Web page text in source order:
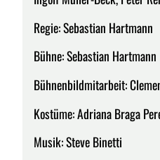
Regie: Sebastian Hartmann
Bühne: Sebastian Hartmann
Bühnenbildmitarbeit:
Kostüme: Adriana Braga
Musik: Steve Binetti